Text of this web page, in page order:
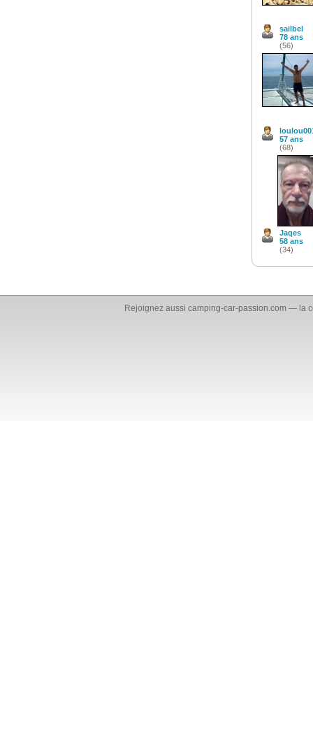
sailbel
78 ans
(56)
57 ans
(68)
Jaqes
58 ans
(34)
Rejoignez aussicamping-car-passion.com — la